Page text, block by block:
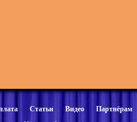
Статьи Видео Партнёрам